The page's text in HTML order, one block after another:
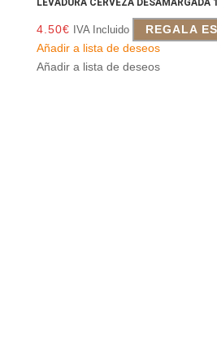
LEVADURA CERVEZA DESAMARGADA
4.50€ IVA Incluido
REGALA
Añadir a lista de deseos
Añadir a lista de deseos